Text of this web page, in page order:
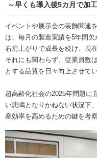
～早くも導入後5カ月で加
イベントや展示会の装飾関連
は、毎月の製造実績を5年間
右肩上がりで成長を続け、現
それにも関わらず、従業員数
とする品質を日々向上させて
超高齢化社会の2025年問題に
い悲鳴となりかねない状況下
産効率を高めるための鍵を考察